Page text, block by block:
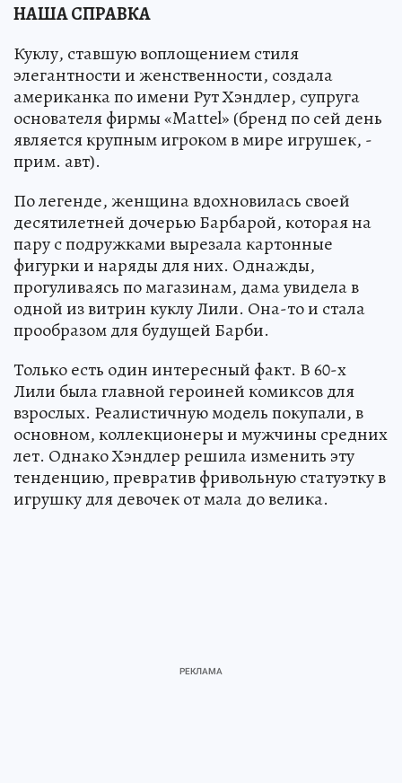
НАША СПРАВКА
Куклу, ставшую воплощением стиля
элегантности и женственности, создала
американка по имени Рут Хэндлер, супруга
основателя фирмы «Mattel» (бренд по сей день
является крупным игроком в мире игрушек, -
прим. авт).
По легенде, женщина вдохновилась своей
десятилетней дочерью Барбарой, которая на
пару с подружками вырезала картонные
фигурки и наряды для них. Однажды,
прогуливаясь по магазинам, дама увидела в
одной из витрин куклу Лили. Она-то и стала
прообразом для будущей Барби.
Только есть один интересный факт. В 60-х
Лили была главной героиней комиксов для
взрослых. Реалистичную модель покупали, в
основном, коллекционеры и мужчины средних
лет. Однако Хэндлер решила изменить эту
тенденцию, превратив фривольную статуэтку в
игрушку для девочек от мала до велика.